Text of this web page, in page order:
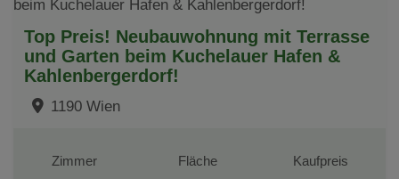
Top Preis! Neubauwohnung mit Terrasse
und Garten beim Kuchelauer Hafen &
Kahlenbergerdorf!
1190 Wien
Zimmer
Fläche
Kaufpreis